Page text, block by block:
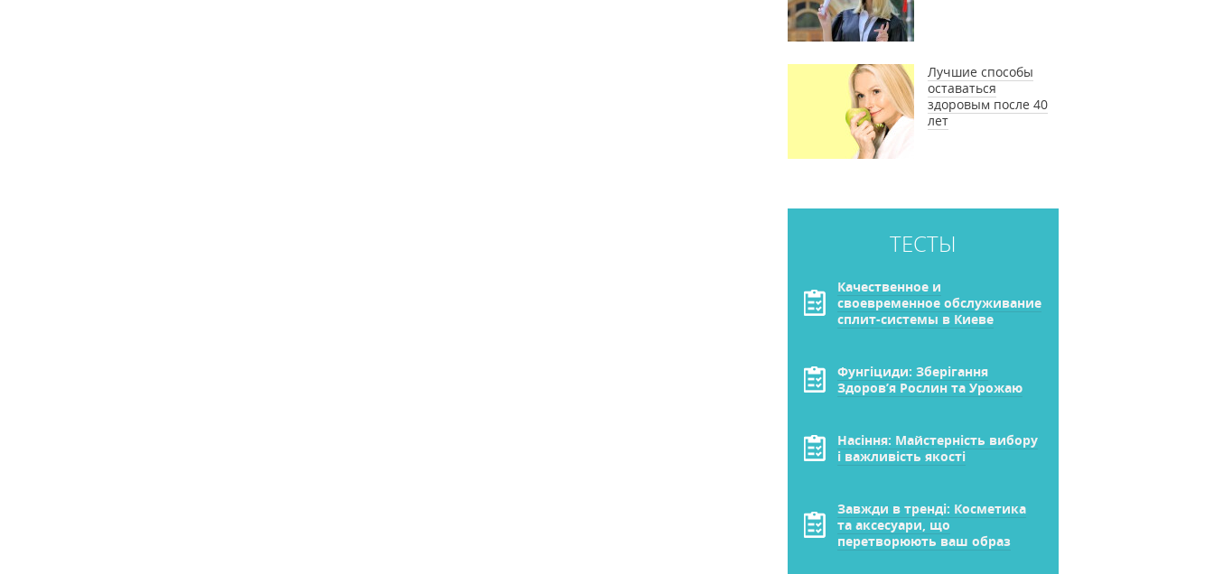
Лучшие способы
оставаться
здоровым после 40
лет
ТЕСТЫ
Качественное и
своевременное обслуживание
сплит-системы в Киеве
Фунгіциди: Зберігання
Здоров’я Рослин та Урожаю
Насіння: Майстерність вибору
і важливість якості
Завжди в тренді: Косметика
та аксесуари, що
перетворюють ваш образ